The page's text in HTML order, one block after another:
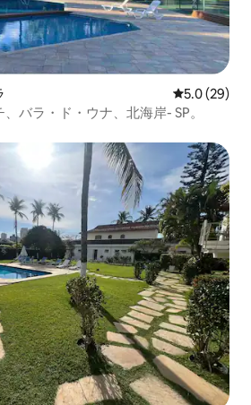
レビュー29
5.0 (29)
バラ・ド・ウナ、北海岸- SP。